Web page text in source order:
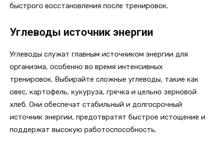
быстрого восстановления после тренировок.
Углеводы источник энергии
Углеводы служат главным источником энергии для
организма, особенно во время интенсивных
тренировок. Выбирайте сложные углеводы, такие как
овес, картофель, кукуруза, гречка и цельно зерновой
хлеб. Они обеспечат стабильный и долгосрочный
источник энергии, предотвратят быстрое истощение и
поддержат высокую работоспособность.